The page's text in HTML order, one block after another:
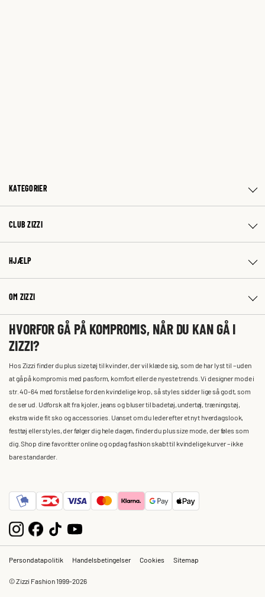
KATEGORIER
CLUB ZIZZI
HJÆLP
OM ZIZZI
HVORFOR GÅ PÅ KOMPROMIS, NÅR DU KAN GÅ I
ZIZZI?
Hos Zizzi finder du plus size tøj til kvinder, der vil klæde sig, som de har lyst til – uden
at gå på kompromis med pasform, komfort eller de nyeste trends. Vi designer mode i
str. 40-64 med forståelse for den kvindelige krop, så styles sidder lige så godt, som
de ser ud. Udforsk alt fra kjoler, jeans og bluser til badetøj, undertøj, træningstøj,
ekstra wide fit sko og accessories. Uanset om du leder efter et nyt hverdagslook,
festtøj eller styles, der følger dig hele dagen, finder du plus size mode, der føles som
dig. Shop dine favoritter online og opdag fashion skabt til kvindelige kurver – ikke
bare standarder.
Persondatapolitik Handelsbetingelser Cookies Sitemap
© Zizzi Fashion 1999-2026